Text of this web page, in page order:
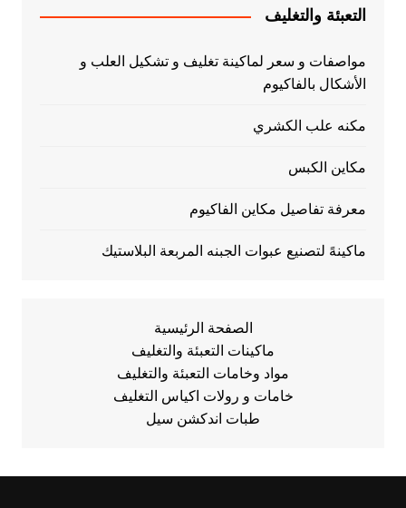
التعبئة والتغليف
مواصفات و سعر لماكينة تغليف و تشكيل العلب و
الأشكال بالفاكيوم
مكنه علب الكشري
مكاين الكبس
معرفة تفاصيل مكاين الفاكيوم
ماكينهً لتصنيع عبوات الجبنه المربعة البلاستيك
الصفحة الرئيسية
ماكينات التعبئة والتغليف
مواد وخامات التعبئة والتغليف
خامات و رولات اكياس التغليف
طبات اندكشن سيل